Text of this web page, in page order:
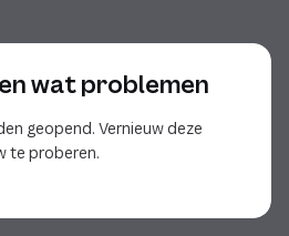
wat problemen
geopend. Vernieuw deze
te proberen.